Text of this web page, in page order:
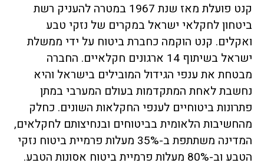
קנט פועלת מאז שנת 1967 במטרה להעניק רשת
ביטחון לחקלאי ישראל במקרים של נזקי טבע
ואקלים. קנט הוקמה כחברת ביטוח על ידי ממשלת
ישראל בשיתוף 14 ארגונים חקלאיים. החברה
מבטחת את ענפי הגידול המובילים בישראל והיא
נחשבת לאחת המתקדמות בעולם המערבי במתן
פתרונות ביטוחיים לענפי החקלאות השונים. כחלק
מהחשיבות הלאומית בביטוחים ובנחיצותם לחקלאים,
המדינה משתתפת ב-35% מעלות פרמיית ביטוח נזקי
הטבע וב-80% מעלות פרמיית ביטוח אסונות הטבע.